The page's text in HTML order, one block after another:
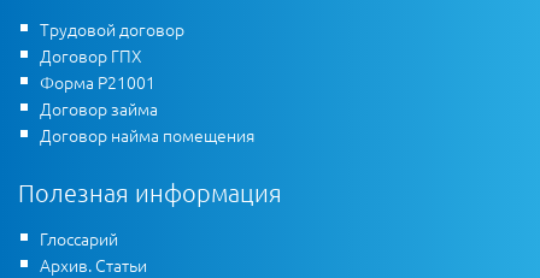
Трудовой договор
Договор ГПХ
Форма Р21001
Договор займа
Договор найма помещения
Полезная информация
Глоссарий
Архив. Статьи